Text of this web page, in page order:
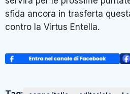
sfida ancora in trasferta
contro la Virtus Entella.